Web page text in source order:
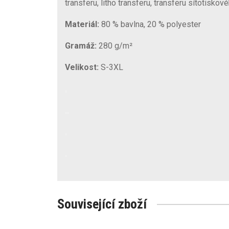
transferu, litho transferu, transferu
Materiál: 80 % bavlna, 20 % polyester
Gramáž: 280 g/m²
Velikost: S-3XL
Související zboží